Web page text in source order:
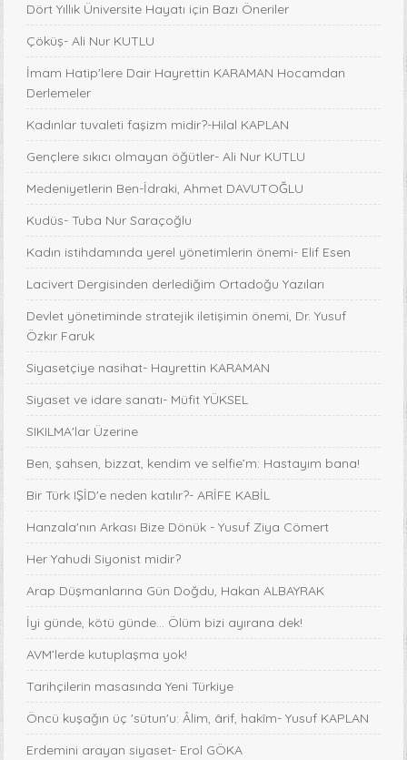
Dört Yıllık Üniversite Hayatı için Bazı Öneriler
Çöküş- Ali Nur KUTLU
İmam Hatip'lere Dair Hayrettin KARAMAN Hocamdan
Derlemeler
Kadınlar tuvaleti faşizm midir?-Hilal KAPLAN
Gençlere sıkıcı olmayan öğütler- Ali Nur KUTLU
Medeniyetlerin Ben-İdraki, Ahmet DAVUTOĞLU
Kudüs- Tuba Nur Saraçoğlu
Kadın istihdamında yerel yönetimlerin önemi- Elif Esen
Lacivert Dergisinden derlediğim Ortadoğu Yazıları
Devlet yönetiminde stratejik iletişimin önemi, Dr. Yusuf
Özkır Faruk
Siyasetçiye nasihat- Hayrettin KARAMAN
Siyaset ve idare sanatı- Müfit YÜKSEL
SIKILMA'lar Üzerine
Ben, şahsen, bizzat, kendim ve selfie’m: Hastayım bana!
Bir Türk IŞİD'e neden katılır?- ARİFE KABİL
Hanzala'nın Arkası Bize Dönük - Yusuf Ziya Cömert
Her Yahudi Siyonist midir?
Arap Düşmanlarına Gün Doğdu, Hakan ALBAYRAK
İyi günde, kötü günde... Ölüm bizi ayırana dek!
AVM’lerde kutuplaşma yok!
Tarihçilerin masasında Yeni Türkiye
Öncü kuşağın üç 'sütun'u: Âlim, ârif, hakîm- Yusuf KAPLAN
Erdemini arayan siyaset- Erol GÖKA